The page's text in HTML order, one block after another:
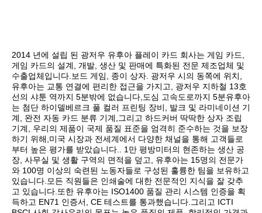
2014 년에 설립 된 광저우 유후아 플레이 카드 회사는 게임 카드,
게임 카드의 설계, 개발, 생산 및 판매에 특화된 전문 제조업체 및
수출업체입니다.보드 게임, 종이 상자. 광저우 시의 동쪽에 위치,
유후아는 교통 연결에 편리한 접근을 가지고, 광저우 지하철 13호
선의 샤툰 역까지 5분밖에 없습니다,도심 고속도로까지 5분유후아
는 첨단 하이델베르크 풀 컬러 프린팅 장비, 발크 및 라미네이션 기
계, 완전 자동 카드 분류 기계,그리고 하드커버 딱딱한 상자 조립
기계, 우리의 제품이 국제 품질 표준을 엄격히 준수하는 것을 보장
하기 위해,미국 시장과 전세계에서 다양한 채널을 통해 고객들로
부터 높은 평가를 받았습니다.. 1만 평방미터의 현존하는 생산 공
장, 사무실 및 생활 구역의 면적을 덮고, 유후아는 15명의 전문가
와 100명 이상의 숙련된 노동자들로 구성된 훌륭한 팀을 보유하고
있습니다.모든 직원들은 인쇄술에 대한 전문적인 지식을 잘 갖추
고 있습니다.또한 유후아는 ISO1400 품질 관리 시스템 인증을 획
득하고 EN71 인증서, CE 테스트를 통과했습니다.그리고 ICTI